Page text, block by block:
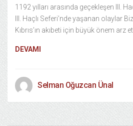
1192 yılları arasında geçekleşen III.
III. Haçlı Seferi’nde yaşanan olaylar
Kıbrıs’ın akıbeti için büyük önem arz
DEVAMI
Selman Oğuzcan Ünal